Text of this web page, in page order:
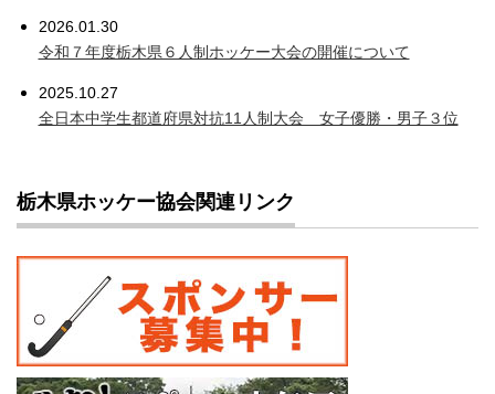
2026.01.30
令和７年度栃木県６人制ホッケー大会の開催について
2025.10.27
全日本中学生都道府県対抗11人制大会 女子優勝・男子３位
栃木県ホッケー協会関連リンク